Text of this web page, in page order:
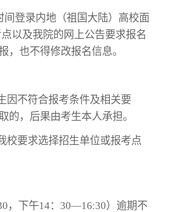
登录内地（祖国大陆）高校面
以及我院的网上公告要求报名
也不得修改报名信息。
因不符合报考条件及相关要
，后果由考生本人承担。
校要求选择招生单位或报考点
，下午14：30—16:30）逾期不